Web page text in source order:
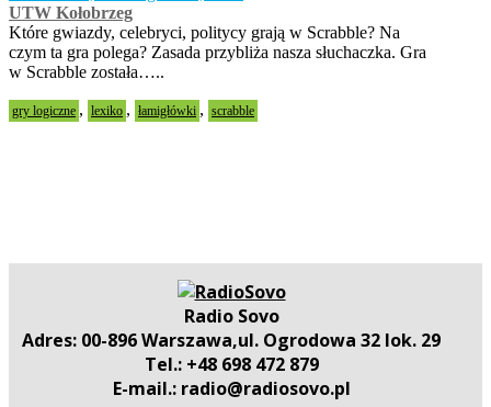
UTW Kołobrzeg
Które gwiazdy, celebryci, politycy grają w Scrabble? Na
czym ta gra polega? Zasada przybliża nasza słuchaczka. Gra
w Scrabble została…..
gry logiczne , lexiko , łamigłówki , scrabble
Radio Sovo
Adres: 00-896 Warszawa,ul. Ogrodowa 32 lok. 29
Tel.: +48 698 472 879
E-mail.: radio@radiosovo.pl